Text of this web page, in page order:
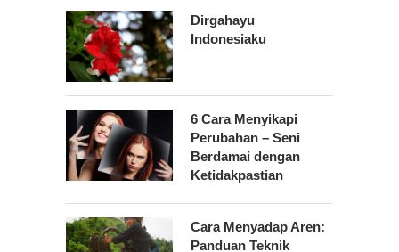
Dirgahayu
Indonesiaku
6 Cara Menyikapi
Perubahan – Seni
Berdamai dengan
Ketidakpastian
Cara Menyadap Aren:
Panduan Teknik